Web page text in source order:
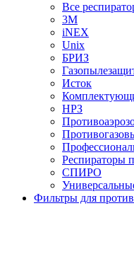
Все
3М
iNEX
Unix
БРИЗ
Исток
НРЗ
Респираторы
СПИРО
Фильтры для